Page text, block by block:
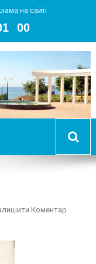
на сайті
01
Южный
КоментарOn